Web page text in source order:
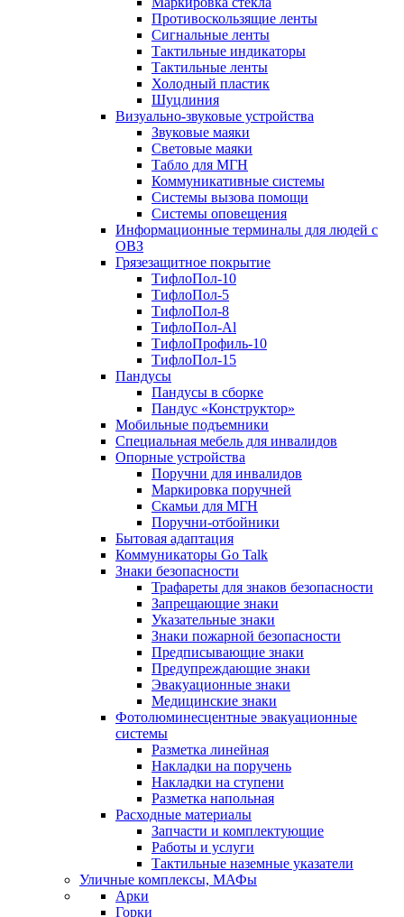
Противоскользящие ленты
Сигнальные ленты
Тактильные индикаторы
Тактильные ленты
Холодный пластик
Шуцлиния
Визуально-звуковые устройства
Звуковые маяки
Световые маяки
Табло для МГН
Коммуникативные системы
Системы вызова помощи
Системы оповещения
Информационные терминалы для людей с
ОВЗ
Грязезащитное покрытие
ТифлоПол-10
ТифлоПол-5
ТифлоПол-8
ТифлоПол-Al
ТифлоПрофиль-10
ТифлоПол-15
Пандусы
Пандусы в сборке
Пандус «Конструктор»
Мобильные подъемники
Специальная мебель для инвалидов
Опорные устройства
Поручни для инвалидов
Маркировка поручней
Скамьи для МГН
Поручни-отбойники
Бытовая адаптация
Коммуникаторы Go Talk
Знаки безопасности
Трафареты для знаков безопасности
Запрещающие знаки
Указательные знаки
Знаки пожарной безопасности
Предписывающие знаки
Предупреждающие знаки
Эвакуационные знаки
Медицинские знаки
Фотолюминесцентные эвакуационные
системы
Разметка линейная
Накладки на поручень
Накладки на ступени
Разметка напольная
Расходные материалы
Запчасти и комплектующие
Работы и услуги
Тактильные наземные указатели
Уличные комплексы, МАФы
Арки
Горки